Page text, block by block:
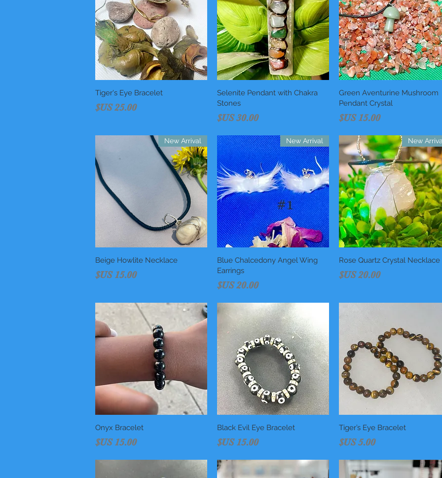
العرض السريع
Green Aventurine Mushroom
Pendant Crystal
السعر‏15.00 US$
العرض السريع
Selenite Pendant with Chakra
Stones
السعر‏30.00 US$
العرض السريع
Tiger's Eye Bracelet
السعر‏25.00 US$
العرض السريع
New
Rose Quartz Crystal Necklace
السعر‏20.00 US$
العرض السريع
New Arrival
Blue Chalcedony Angel Wing
Earrings
السعر‏20.00 US$
العرض السريع
New Arrival
Beige Howlite Necklace
السعر‏15.00 US$
العرض السريع
Tiger’s Eye Bracelet
السعر‏5.00 US$
العرض السريع
Black Evil Eye Bracelet
السعر‏15.00 US$
العرض السريعOnyx Bracelet
السعر‏15.00 US$